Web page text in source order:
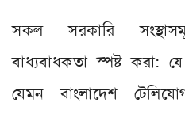
সকল সরকারি
বাধ্যবাধকতা স্পষ্ট করা:
যেমন বাংলাদেশ